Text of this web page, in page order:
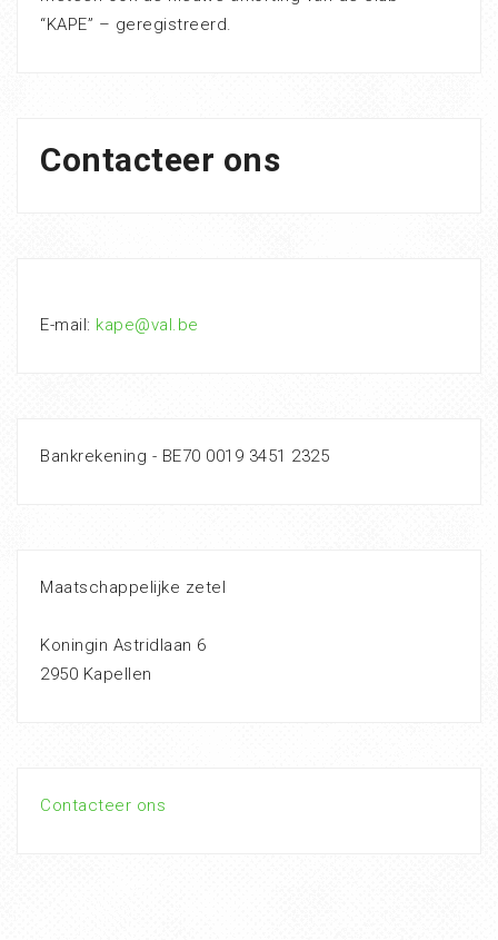
“KAPE” – geregistreerd.
Contacteer ons
E-mail: kape@val.be
Bankrekening - BE70 0019 3451 2325
Maatschappelijke zetel
Koningin Astridlaan 6
2950 Kapellen
Contacteer ons